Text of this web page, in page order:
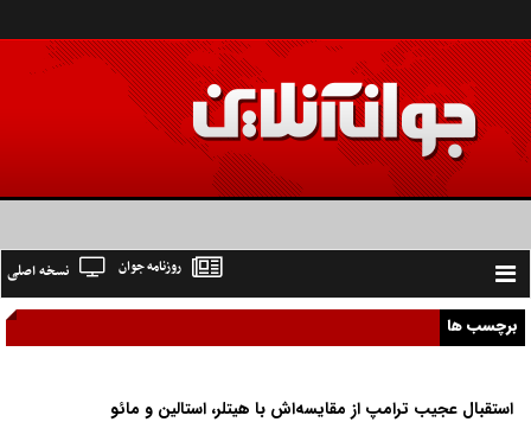
Toggle
navigation
نسخه اصلی روزنامه جوان
برچسب ها
استقبال عجیب ترامپ از مقایسه‌اش با هیتلر، استالین و مائو